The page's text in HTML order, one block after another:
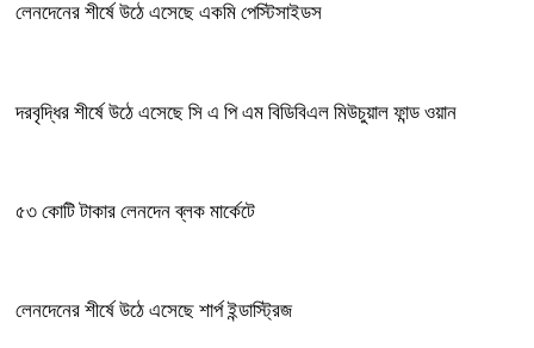
লেনদেনের শীর্ষে উঠে এসেছে একমি পেস্টিসাইডস
দরবৃদ্ধির শীর্ষে উঠে এসেছে সি এ পি এম বিডিবিএল মিউচুয়াল ফান্ড ওয়ান
৫৩ কোটি টাকার লেনদেন ব্লক মার্কেটে
লেনদেনের শীর্ষে উঠে এসেছে শার্প ইন্ডাস্ট্রিজ